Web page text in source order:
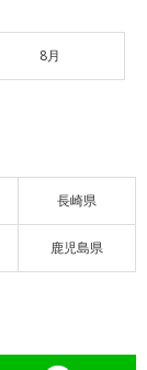
8月
長崎県
鹿児島県